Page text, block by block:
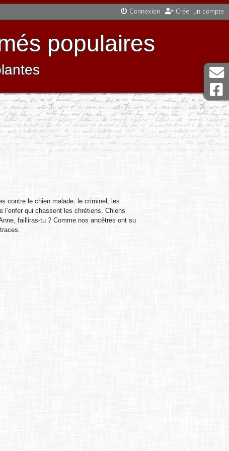
Connexion Créer un compte
populaires
contre le chien malade, le criminel, les
qui chassent les chrétiens. Chiens
failliras-tu ? Comme nos ancêtres ont su